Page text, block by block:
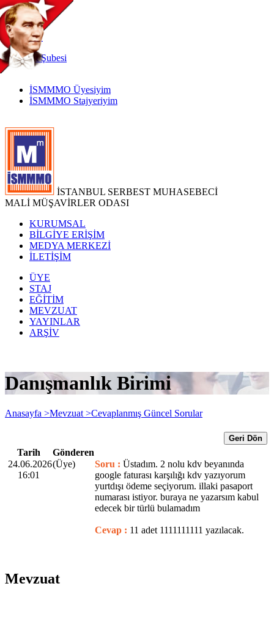
TR
|
EN
İnternetŞubesi
İSMMMO Üyesiyim
İSMMMO Stajyeriyim
İSTANBUL SERBEST MUHASEBECİ
MALİ MÜŞAVİRLER ODASI
KURUMSAL
BİLGİYE ERİŞİM
MEDYA MERKEZİ
İLETİŞİM
ÜYE
STAJ
EĞİTİM
MEVZUAT
YAYINLAR
ARŞİV
Danışmanlık Birimi
Anasayfa >Mevzuat >Cevaplanmış Güncel Sorular
Geri Dön
Tarih
Gönderen
24.06.2026
16:01
(Üye) Soru : Üstadım. 2 nolu kdv beyanında
google faturası karşılığı kdv yazıyorum
yurtdışı ödeme seçiyorum. illaki pasaport
numarası istiyor. buraya ne yazarsım kabul
edecek bir türlü bulamadım
Cevap : 11 adet 1111111111 yazılacak.
Mevzuat